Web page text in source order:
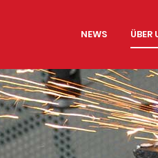
NEWS ÜBER